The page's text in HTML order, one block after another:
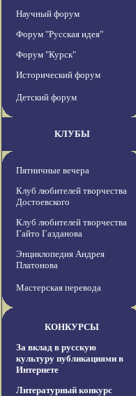
Научный форум
Форум "Русская идея"
Форум "Курск"
Исторический форум
Детский форум
КЛУБЫ
Пятничные вечера
Клуб любителей творчества
Достоевского
Клуб любителей творчества
Гайто Газданова
Энциклопедия Андрея
Платонова
Мастерская перевода
КОНКУРСЫ
За вклад в русскую
культуру публикациями в
Интернете
Литературный конкурс